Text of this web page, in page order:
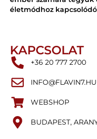
életmódhoz
KAPCSOLAT
+36 20 777 2700
INFO@FLAVIN7.HU
WEBSHOP
BUDAPEST,